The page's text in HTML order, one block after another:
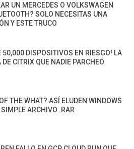
UN MERCEDES O VOLKSWAGEN
SOLO NECESITAS UNA
Y ESTE TRUCO
50,000 DISPOSITIVOS EN RIESGO! LA
DE CITRIX QUE NADIE PARCHEÓ
THE WHAT? ASÍ ELUDEN WINDOWS
ARCHIVO .RAR